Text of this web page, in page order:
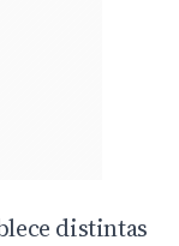
distintas